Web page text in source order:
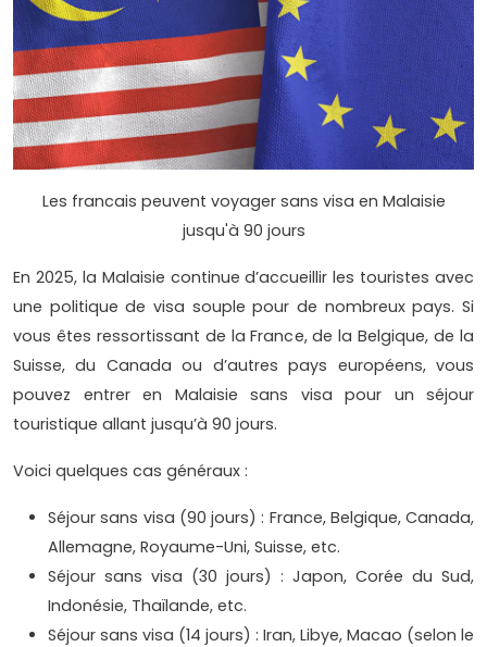
Les francais peuvent voyager sans visa en Malaisie
jusqu'à 90 jours
En 2025, la Malaisie continue d’accueillir les touristes avec
une politique de visa souple pour de nombreux pays. Si
vous êtes ressortissant de la France, de la Belgique, de la
Suisse, du Canada ou d’autres pays européens, vous
pouvez entrer en Malaisie sans visa pour un séjour
touristique allant jusqu’à 90 jours.
Voici quelques cas généraux :
Séjour sans visa (90 jours) : France, Belgique, Canada,
Allemagne, Royaume-Uni, Suisse, etc.
Séjour sans visa (30 jours) : Japon, Corée du Sud,
Indonésie, Thaïlande, etc.
Séjour sans visa (14 jours) : Iran, Libye, Macao (selon le